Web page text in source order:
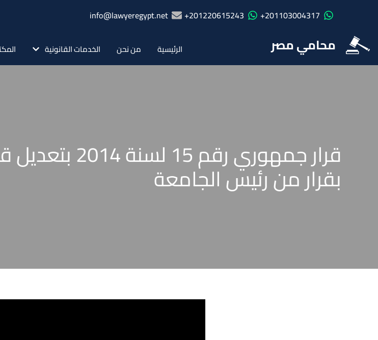
201103004317+
201220615243+
info@lawyeregypt.net
محامي مصر الرئيسية من نحن الخدمات القانونية
قرار جمهوري
بقرار من رئيس الجامعة